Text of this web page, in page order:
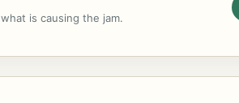
is causing the jam.